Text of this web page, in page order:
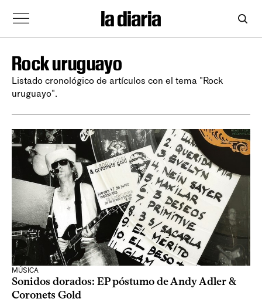
Rock uruguayo
Listado cronológico de artículos con el tema "Rock
uruguayo".
MÚSICA
Sonidos dorados: EP póstumo de Andy Adler &
Coronets Gold